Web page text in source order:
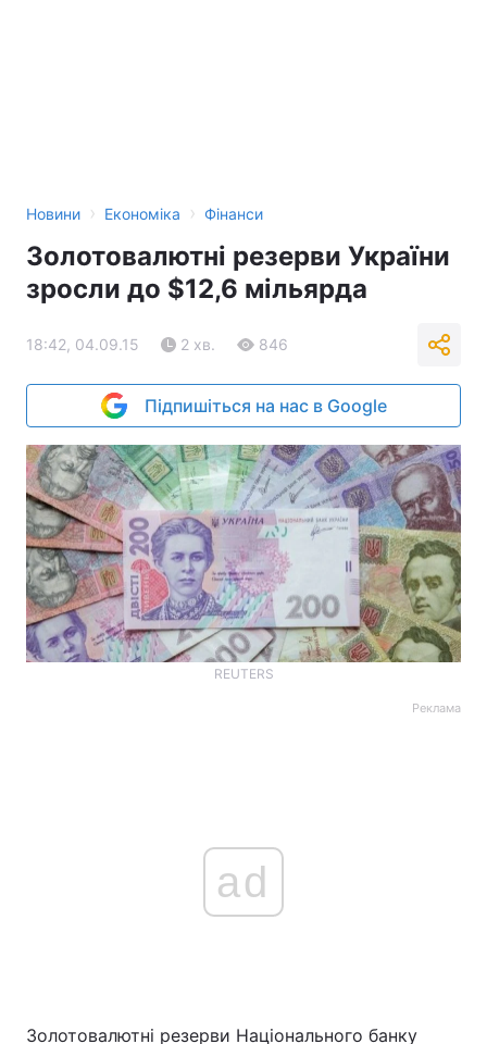
Новини › Економіка › Фінанси
Золотовалютні резерви України
зросли до $12,6 мільярда
18:42, 04.09.15 2 хв. 846
Підпишіться на нас в Google
REUTERS
Реклама
ad
Золотовалютні резерви Національного банку